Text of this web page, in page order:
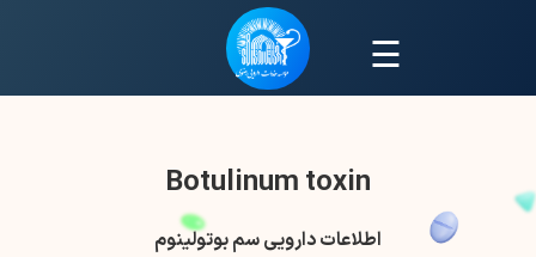
☰
Botulinum toxin
اطلاعات دارویی سم بوتولینوم